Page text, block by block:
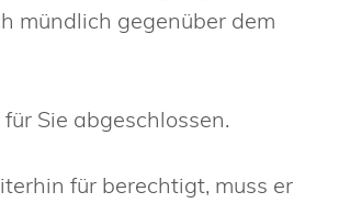
mündlich gegenüber dem
Sie abgeschlossen.
für berechtigt, muss er